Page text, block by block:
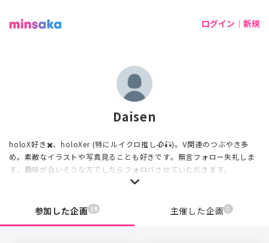
ログイン｜新規
Daisen
holoX好き✖️、holoXer (特にルイクロ推し🥀🎣)。V関連のつぶやき多
め。素敵なイラストや写真見ることも好きです。無言フォロー失礼しま
す。趣味が合いそうな方でしたらフォロバさせていただきます。
参加した企画 19 主催した企画 0